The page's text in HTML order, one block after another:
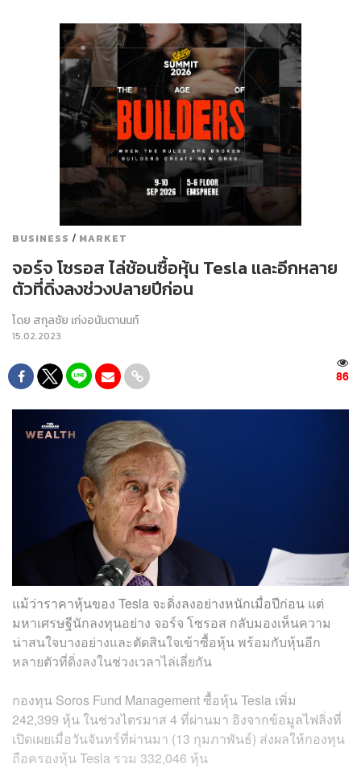
BUSINESS / MARKET
จอร์จ โซรอส ไล่ช้อนซื้อหุ้น Tesla และอีกหลาย
ตัวที่ดิ่งลงช่วงปลายปีก่อน
โดย สกุลชัย เก่งอนันตานนท์
15.02.2023
86
แม้ว่าราคาหุ้นของ Tesla จะดิ่งลงอย่างหนักเมื่อปีก่อน แต่
มหาเศรษฐีนักลงทุนอย่าง จอร์จ โซรอส กลับมองเห็นความ
น่าสนใจบางอย่างและตัดสินใจเข้าซื้อหุ้น พร้อมกับหุ้นอีก
หลายตัวที่ดิ่งลงในช่วงเวลาไล่เลี่ยกัน
กองทุน Soros Fund Management ซื้อหุ้น Tesla เพิ่ม
242,399 หุ้น ในช่วงไตรมาส 4 ที่ผ่านมา อิงจากข้อมูลไฟลิ่งที่
เปิดเผยเมื่อวันจันทร์ที่ผ่านมา (13 กุมภาพันธ์) ส่งผลให้กองทุน
ถือครองหุ้น Tesla รวม 332,046 หุ้น